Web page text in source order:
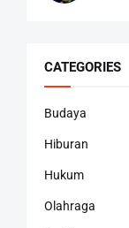
CATEGORIES
Budaya
Hiburan
Hukum
Olahraga